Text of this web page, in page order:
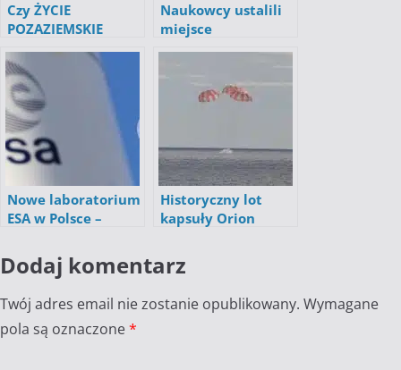
Czy ŻYCIE
POZAZIEMSKIE
istnieje? [FILM]
Naukowcy ustalili
miejsce
pochodzenia
kilka milionów lat
temu uderzył w
Nowe laboratorium
ESA w Polsce –
porozumienie z
Europejską Agencja
Kosmiczną
Historyczny lot
kapsuły Orion
Dodaj komentarz
Twój adres email nie zostanie opublikowany. Wymagane
pola są oznaczone*